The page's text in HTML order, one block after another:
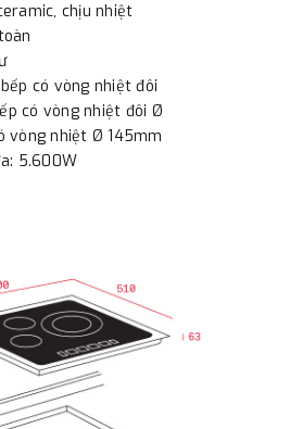
hàng
khác với địa điểm thanh toán
hàng ngoài nội thành Hà Nội.
100% giá trị hàng + phí vận
trong chính sách vận chuyển
thực đã chuyển tiền của quý
chịu nhiệt
có vòng nhiệt đôi
có vòng nhiệt đôi Ø
vòng nhiệt Ø 145mm
5.600W